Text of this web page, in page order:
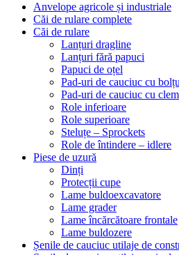
Anvelope agricole și industriale
Căi de rulare complete
Căi de rulare
Lanțuri dragline
Lanțuri fără papuci
Papuci de oțel
Pad-uri de cauciuc cu
Pad-uri de cauciuc cu
Role inferioare
Role superioare
Steluțe – Sprockets
Role de întindere – idlere
Piese de uzură
Dinți
Protecții cupe
Lame buldoexcavatore
Lame grader
Lame încărcătoare frontale
Lame buldozere
Șenile de cauciuc utilaje de